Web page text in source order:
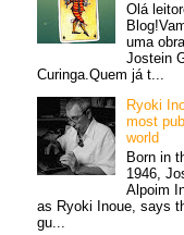
Olá
uma
Jostein
Curinga.Quem já t...
Ryoki
most
world
Born in
1946,
Alpoim
as Ryoki Inoue, says
gu...